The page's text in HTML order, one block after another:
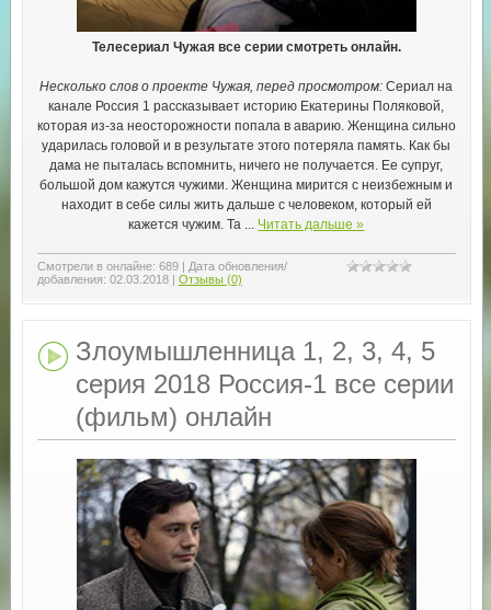
Телесериал Чужая все серии смотреть онлайн.
Несколько слов о проекте Чужая, перед просмотром: Сериал на
канале Россия 1 рассказывает историю Екатерины Поляковой,
которая из-за неосторожности попала в аварию. Женщина сильно
ударилась головой и в результате этого потеряла память. Как бы
дама не пыталась вспомнить, ничего не получается. Ее супруг,
большой дом кажутся чужими. Женщина мирится с неизбежным и
находит в себе силы жить дальше с человеком, который ей
кажется чужим. Та
Читать дальше »
Смотрели в онлайне: 689| Дата обновления/
добавления: 02.03.2018 | Отзывы (0)
Злоумышленница 1, 2, 3, 4, 5
серия 2018 Россия-1 все серии
(фильм) онлайн